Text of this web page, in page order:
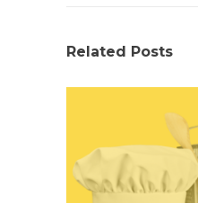
Related Posts